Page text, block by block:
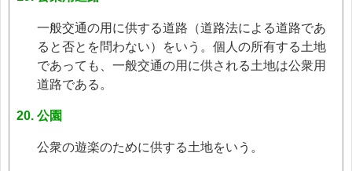
一般交通の用に供する道路（道路法による道路であ
ると否とを問わない）をいう。個人の所有する土地
であっても、一般交通の用に供される土地は公衆用
道路である。
公園
公衆の遊楽のために供する土地をいう。